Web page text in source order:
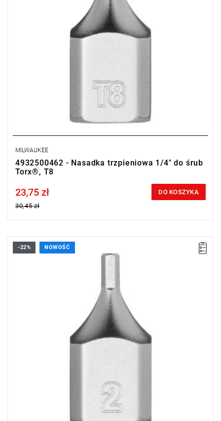
MILWAUKEE
4932500462 - Nasadka trzpieniowa 1/4" do śrub
Torx®, T8
Price tax included
23,75 zł
30,45 zł
DO KOSZYKA
-22% NOWOŚĆ